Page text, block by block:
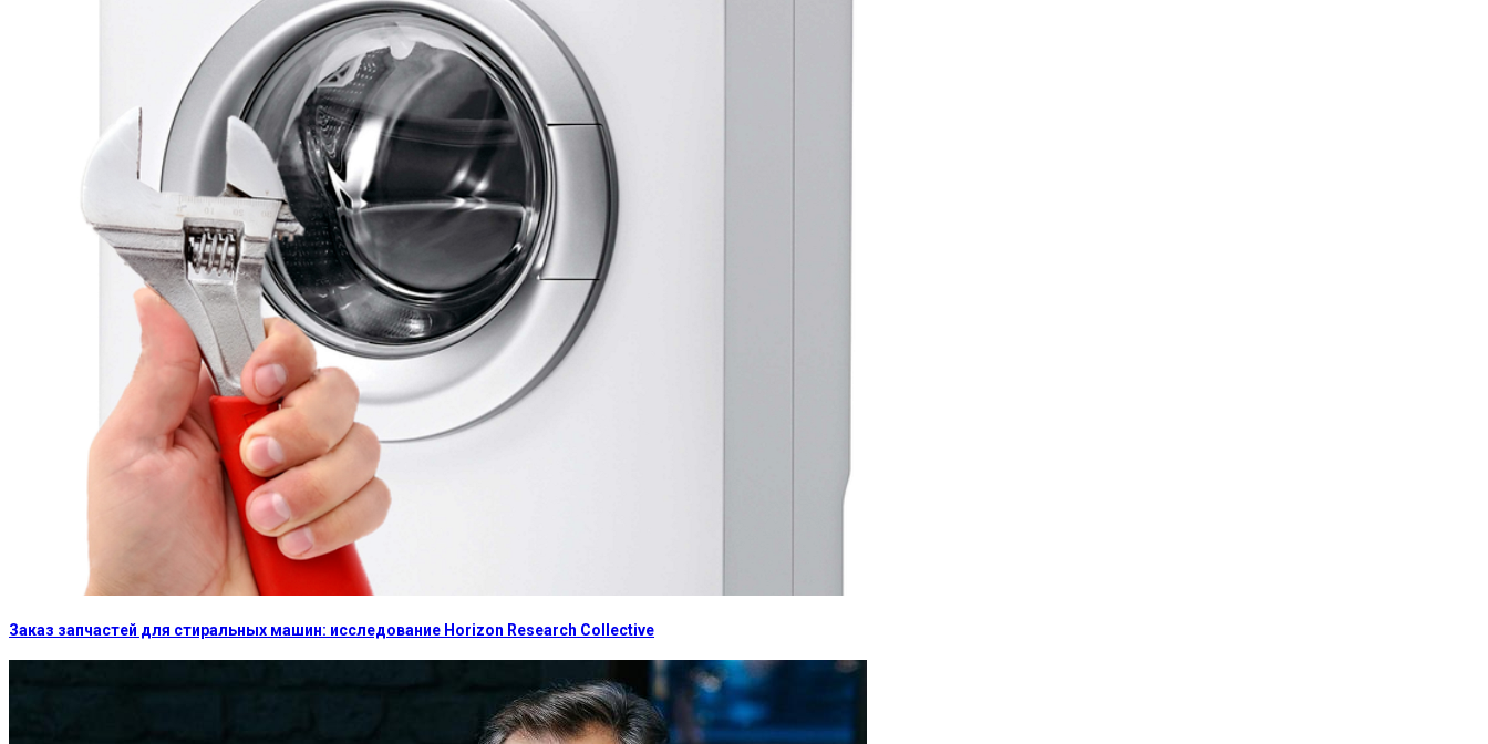
Заказ запчастей для стиральных машин: исследование Horizon Research Collective